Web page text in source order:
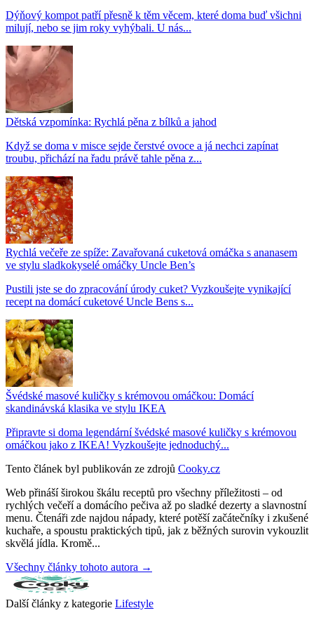
Dýňový kompot patří přesně k těm věcem, které doma buď všichni
milují, nebo se jim roky vyhýbali. U nás...
Dětská vzpomínka: Rychlá pěna z bílků a jahod
Když se doma v misce sejde čerstvé ovoce a já nechci zapínat
troubu, přichází na řadu právě tahle pěna z...
Rychlá večeře ze spíže: Zavařovaná cuketová omáčka s ananasem
ve stylu sladkokyselé omáčky Uncle Ben’s
Pustili jste se do zpracování úrody cuket? Vyzkoušejte vynikající
recept na domácí cuketové Uncle Bens s...
Švédské masové kuličky s krémovou omáčkou: Domácí
skandinávská klasika ve stylu IKEA
Připravte si doma legendární švédské masové kuličky s krémovou
omáčkou jako z IKEA! Vyzkoušejte jednoduchý...
Tento článek byl publikován ze zdrojů Cooky.cz
Web přináší širokou škálu receptů pro všechny příležitosti – od
rychlých večeří a domácího pečiva až po sladké dezerty a slavnostní
menu. Čtenáři zde najdou nápady, které potěší začátečníky i zkušené
kuchaře, a spoustu praktických tipů, jak z běžných surovin vykouzlit
skvělá jídla. Kromě...
Všechny články tohoto autora →
Další články z kategorie Lifestyle